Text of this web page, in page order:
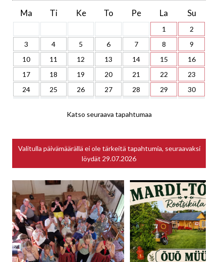
Ma Ti Ke To Pe La Su
1
2
3
4 5 6 7 8
9
10
11 12 13 14 15
16
17
18 19 20 21 22
23
24
25 26 27 28 29 30
Katso seuraava tapahtumaa
Valitulla päivämäärällä ei ole tärkeitä tapahtumia, seuraavaksi
löydät 29.07.2026